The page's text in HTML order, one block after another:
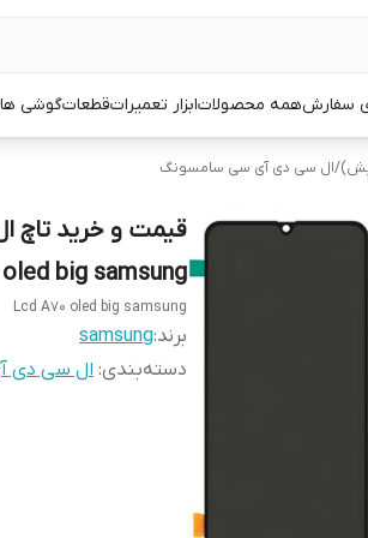
سفارشهمه محصولاتابزار تعمیراتقطعاتگوشی
/ال سی دی آی سی سامسونگ
big samsung
Lcd A70 oled big samsung
برند:samsung
دسته‌بندی: ال سی دی